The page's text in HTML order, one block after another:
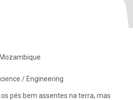
/ Engineering
pés bem assentes na terra, mas